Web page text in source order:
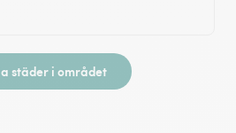
städer i området